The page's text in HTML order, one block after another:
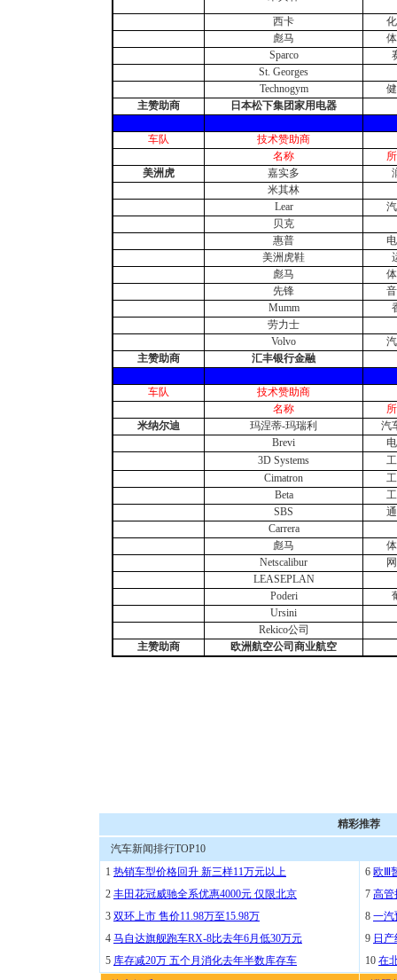
西卡
彪马
Sparco
St. Georges
Technogym
主赞助商
日本松下集团家用电器
车队
技术赞助商
名称
美洲虎
嘉实多
米其林
Lear
贝克
惠普
美洲虎鞋
彪马
先锋
Mumm
劳力士
Volvo
主赞助商
汇丰银行金融
车队
技术赞助商
名称
米纳尔迪
玛涅蒂-玛瑞利
汽
Brevi
3D Systems
Cimatron
Beta
SBS
Carrera
彪马
Netscalibur
LEASEPLAN
Poderi
Ursini
Rekico公司
主赞助商
欧洲航空公司商业航空
精彩推荐
汽车新闻排行TOP10
1 热销车型价格回升 新三样11万元以上
2 丰田花冠威驰全系优惠4000元 仅限北京
3 双环上市 售价11.98万至15.98万
4 马自达旗舰跑车RX-8比去年6月低30万元
5 库存减20万 五个月消化去年半数库存车
6 欧Ⅲ
7 高管
8 一汽
9 日
10 在